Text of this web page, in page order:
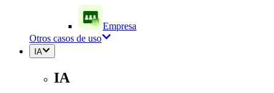
Empresa
Otros casos de uso
IA
IA